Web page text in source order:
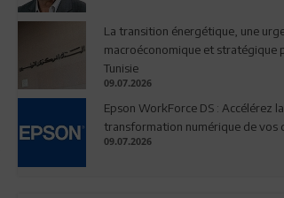
La transition énergétique, une
macroéconomique et stratégique
Tunisie
09.07.2026
Epson WorkForce DS : Accélérez la
transformation numérique de vos
09.07.2026